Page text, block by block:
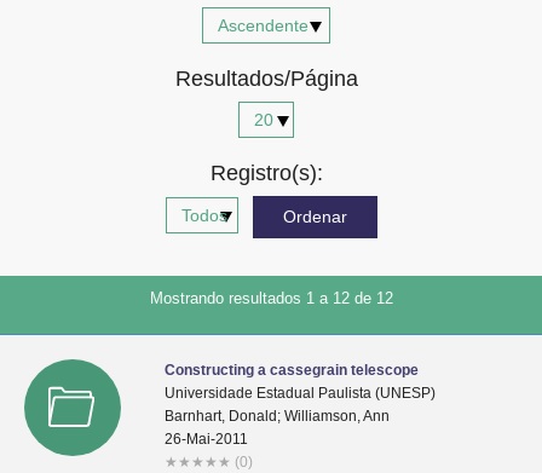
Resultados/Página
Registro(s):
Mostrando resultados 1 a 12 de 12
Constructing a cassegrain telescope
Universidade Estadual Paulista (UNESP)
Barnhart, Donald; Williamson, Ann
26-Mai-2011
★ ★ ★ ★ ★ (0)